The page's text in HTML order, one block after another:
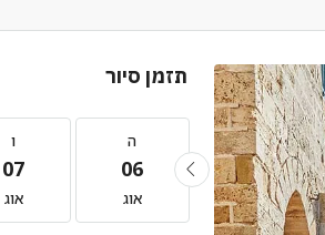
תזמן סיור
ה
20
אוג
ה
06
אוג
ו
07
אוג